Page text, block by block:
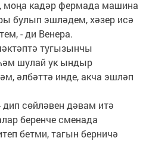
кадәр фермада машина
булып эшләдем, хәзер исә
- ди Венера.
тугызынчы
шулай ук ындыр
әлбәттә инде, акча эшләп
дип сөйләвен дәвам итә
беренче сменада
бетми, тагын берничә